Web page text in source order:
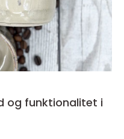
og funktionalitet i